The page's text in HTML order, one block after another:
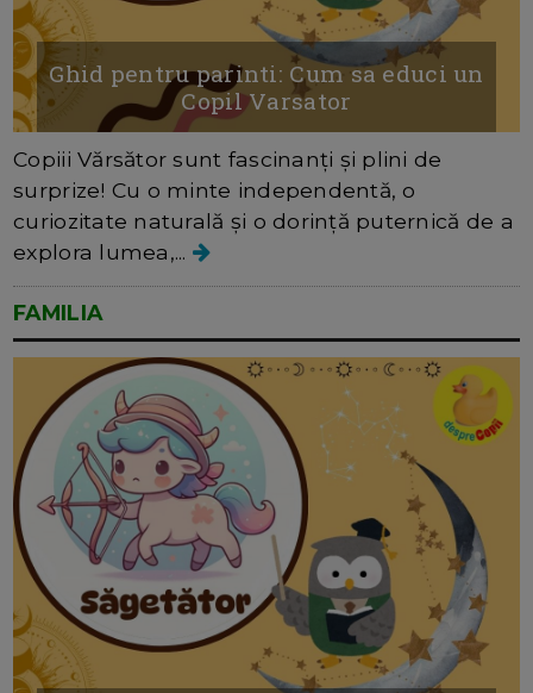
Ghid pentru parinti: Cum sa educi un
Copil Varsator
Copiii Vărsător sunt fascinanți și plini de
surprize! Cu o minte independentă, o
curiozitate naturală și o dorință puternică de a
explora lumea,...
FAMILIA